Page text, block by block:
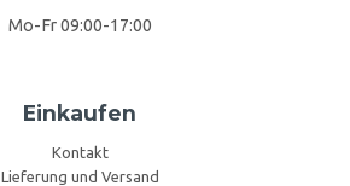
Mo-Fr 09:00-17:00
Einkaufen
Kontakt
Lieferung und Versand